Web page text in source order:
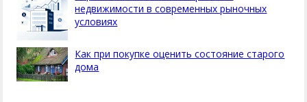
недвижимости в современных рыночных
условиях
Как при покупке оценить состояние старого
дома